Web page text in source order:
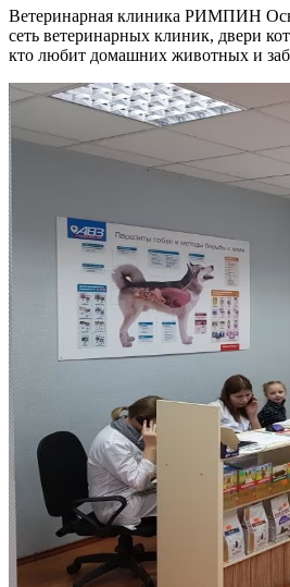
Ветеринарная клиника РИМПИН
сеть ветеринарных клиник, двери
кто любит домашних животных и